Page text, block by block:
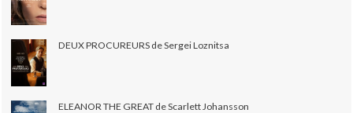
DEUX PROCUREURS de Sergei Loznitsa
ELEANOR THE GREAT de Scarlett Johansson